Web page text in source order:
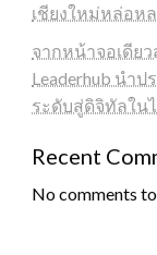
เชียงใหม่หล่อห
จากหน้าจอเดีย
Leaderhub นำ
ระดับสู่ดิจิทัลใน
Recent
No comments to